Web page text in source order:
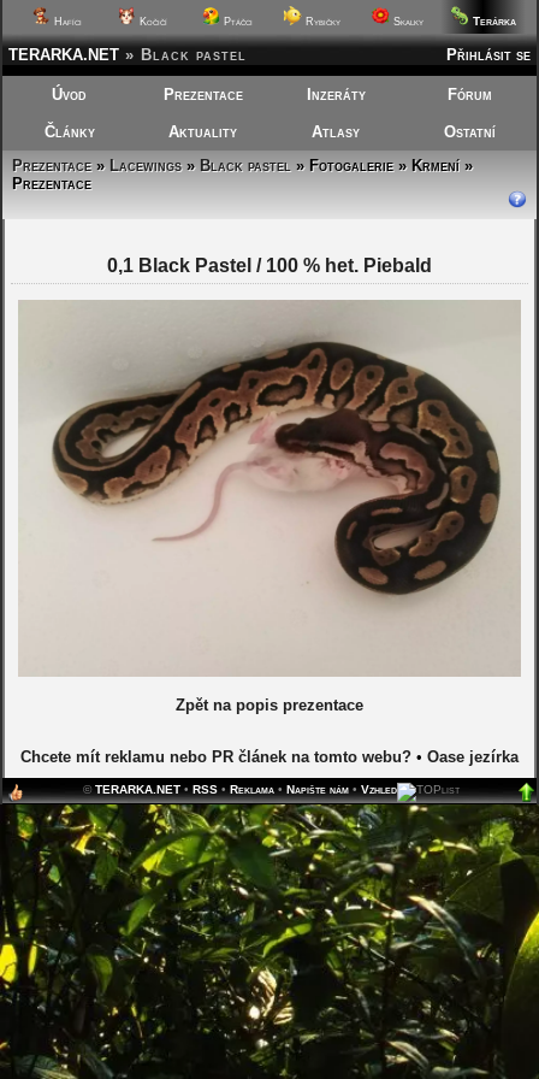
Hafíci Kočičí Ptáčci Rybičky Skalky Terárka
Přihlásit se
TERARKA.NET » Black pastel
Úvod Prezentace Inzeráty Fórum
Články Aktuality Atlasy
Ostatní
Prezentace» Lacewings» Black pastel » Fotogalerie » Krmení »
Prezentace
0,1 Black Pastel / 100 % het. Piebald
Zpět na popis prezentace
Chcete mít reklamu nebo PR článek na tomto webu?• Oase jezírka
©TERARKA.NET• RSS• Reklama• Napište nám• Vzhled